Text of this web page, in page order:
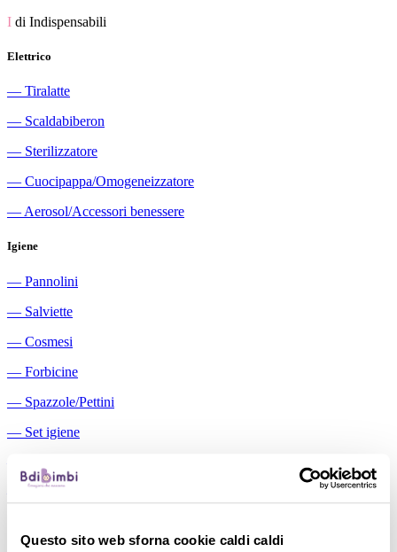
Questo sito web sforna cookie caldi caldi
I di Indispensabili
Elettrico
― Tiralatte
― Scaldabiberon
― Sterilizzatore
― Cuocipappa/Omogeneizzatore
― Aerosol/Accessori benessere
Igiene
― Pannolini
― Salviette
― Cosmesi
― Forbicine
― Spazzole/Pettini
― Set igiene
Aspiratori nasali manuali